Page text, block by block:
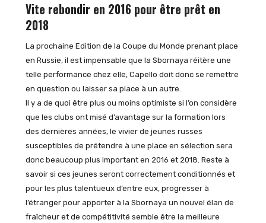
Vite rebondir en 2016 pour être prêt en
2018
La prochaine Edition de la Coupe du Monde prenant place
en Russie, il est impensable que la Sbornaya réitère une
telle performance chez elle, Capello doit donc se remettre
en question ou laisser sa place à un autre.
Il y a de quoi être plus ou moins optimiste si l’on considère
que les clubs ont misé d’avantage sur la formation lors
des dernières années, le vivier de jeunes russes
susceptibles de prétendre à une place en sélection sera
donc beaucoup plus important en 2016 et 2018. Reste à
savoir si ces jeunes seront correctement conditionnés et
pour les plus talentueux d’entre eux, progresser à
l’étranger pour apporter à la Sbornaya un nouvel élan de
fraîcheur et de compétitivité semble être la meilleure